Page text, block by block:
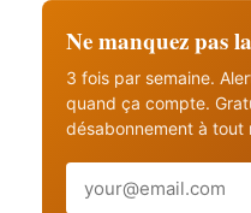
Ne manquez pas
3 fois par semaine.
quand ça compte.
désabonnement à tout